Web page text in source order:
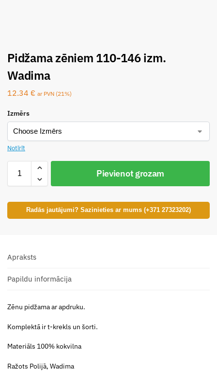
Pidžama zēniem 110-146 izm.
Wadima
12.34 € ar PVN (21%)
Izmērs
Notīrīt
Pievienot grozam
Radās jautājumi? Sazinieties ar mums (+371 27323202)
Apraksts
Papildu informācija
Zēnu pidžama ar apdruku.
Komplektā ir t-krekls un šorti.
Materiāls 100% kokvilna
Ražots Polijā, Wadima